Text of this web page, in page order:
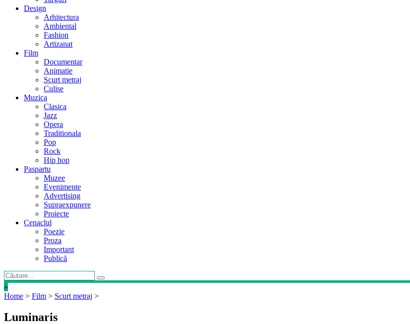
Design
Arhitectura
Ambiental
Fashion
Artizanat
Film
Documentar
Animatie
Scurt metraj
Culise
Muzica
Clasica
Jazz
Opera
Traditionala
Pop
Rock
Hip hop
Paspartu
Muzee
Evenimente
Advertising
Supraexpunere
Proiecte
Cenaclul
Poezie
Proza
Important
Publică
»
Home > Film > Scurt metraj >
Luminaris